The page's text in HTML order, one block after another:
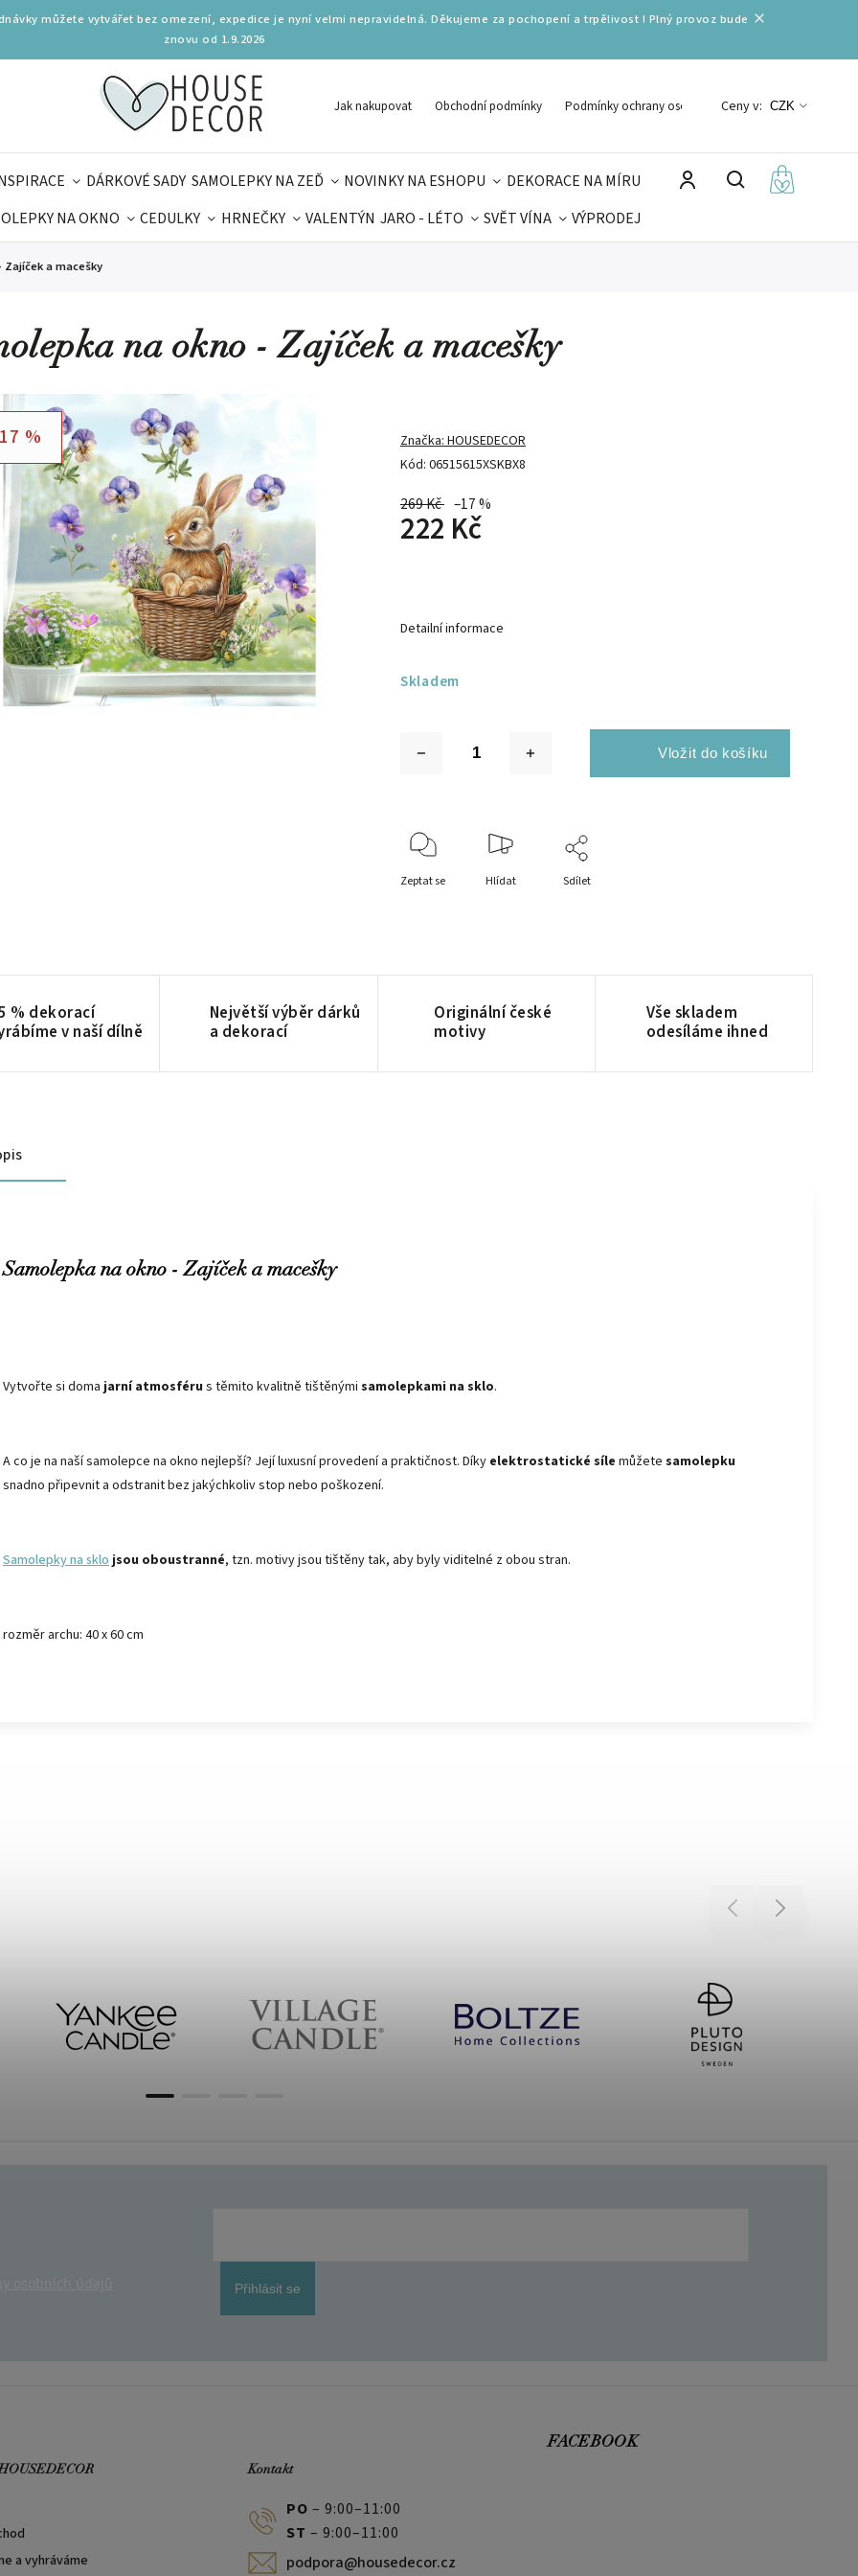
můžete vytvářet bez omezení, expedice je nyní velmi nepravidelná. Děkujeme za pochopení a trpělivost ! Plný provoz bude
znovu od 1.9.2026
Jak nakupovat Obchodní podmínky Podmínky ochrany osobních údajů
Ceny v: CZK
DÁRKOVÉ SADY SAMOLEPKY NA ZEĎ NOVINKY NA ESHOPU
DEKORACE NA MÍRU
NA OKNO CEDULKY HRNEČKY VALENTÝN JARO - LÉTO SVĚT VÍNA
VÝPRODEJ
Zajíček a macešky
na okno - Zajíček a macešky
%
Kód: 06515615XSKBX8
Značka:HOUSEDECOR
269 Kč –17 %
222 Kč
Skladem
Detailní informace
Zeptat se Hlídat Sdílet
% dekorací
v naší dílně
Největší výběr dárků
a dekorací
Originální české
motivy
Vše skladem
odesíláme ihned
Samolepka na okno - Zajíček a macešky
Vytvořte si doma jarní atmosféru s těmito kvalitně tištěnými samolepkami na sklo.
A co je na naší samolepce na okno nejlepší? Jejíluxusní provedenía praktičnost. Díky elektrostatické síle můžete samolepku
snadno připevnit a odstranit bez jakýchkoliv stop nebo poškození.
Samolepky na sklo jsou oboustranné, tzn. motivyjsou tištěny tak, aby byly viditelné z obou stran.
rozměr archu: 40 x 60 cm
Previous Next
Přihlásit se
a vyhráváme
Kontakt
PO – 9:00–11:00
ST – 9:00–11:00
podpora@housedecor.cz
FACEBOOK